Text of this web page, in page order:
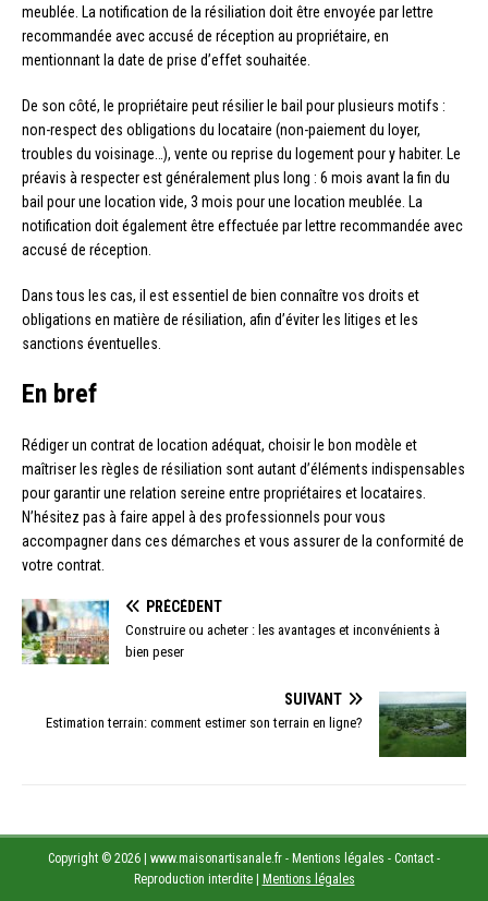
meublée. La notification de la résiliation doit être envoyée par lettre
recommandée avec accusé de réception au propriétaire, en
mentionnant la date de prise d’effet souhaitée.
De son côté, le propriétaire peut résilier le bail pour plusieurs motifs :
non-respect des obligations du locataire (non-paiement du loyer,
troubles du voisinage…), vente ou reprise du logement pour y habiter. Le
préavis à respecter est généralement plus long : 6 mois avant la fin du
bail pour une location vide, 3 mois pour une location meublée. La
notification doit également être effectuée par lettre recommandée avec
accusé de réception.
Dans tous les cas, il est essentiel de bien connaître vos droits et
obligations en matière de résiliation, afin d’éviter les litiges et les
sanctions éventuelles.
En bref
Rédiger un contrat de location adéquat, choisir le bon modèle et
maîtriser les règles de résiliation sont autant d’éléments indispensables
pour garantir une relation sereine entre propriétaires et locataires.
N’hésitez pas à faire appel à des professionnels pour vous
accompagner dans ces démarches et vous assurer de la conformité de
votre contrat.
PRÉCÉDENT
Construire ou acheter : les avantages et inconvénients à
bien peser
SUIVANT
Estimation terrain: comment estimer son terrain en ligne?
Copyright © 2026 | www.maisonartisanale.fr - Mentions légales - Contact -
Reproduction interdite
Mentions légales